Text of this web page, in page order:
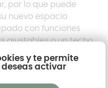
por lo que puede
nuevo espacio
con funciones
ajustables o un techo
la sombra según
y te permite
activar